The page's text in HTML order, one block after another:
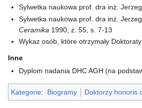
Sylwetka naukowa prof. dra inż.
Sylwetka naukowa prof. dra inż.
Ceramika 1990, z. 55, s. 7-13
Wykaz osób, które otrzymały
Inne
Dyplom nadania DHC AGH (na
Kategorie: Biogramy Doktorzy honoris